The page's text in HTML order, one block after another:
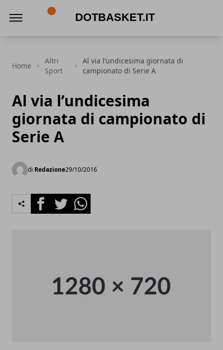
Home
Altri
Sport
Al via l’undicesima giornata di
campionato di Serie A
Al via l’undicesima
giornata di campionato di
Serie A
di Redazione29/10/2016
FacebookTwitterWhatsapp